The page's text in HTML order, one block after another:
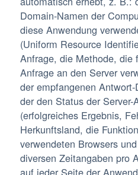
Domain-Namen der
diese Anwendung
(Uniform Resource
Anfrage, die Methode, die
Anfrage an den Server
der empfangenen
der den Status der Server-
(erfolgreiches Ergebnis,
Herkunftsland, die
verwendeten Browsers
diversen Zeitangaben pro
auf jeder Seite der